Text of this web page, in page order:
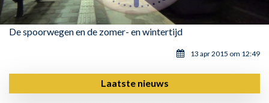
De spoorwegen en de zomer- en wintertijd
13 apr 2015 om 12:49
Laatste nieuws